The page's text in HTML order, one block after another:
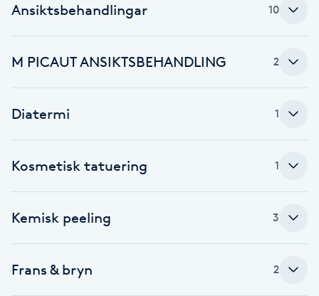
Bottenfärg
Brynformning
Brynplockning
Coachning
Ansiktsbehandlingar 10
M PICAUT ANSIKTSBEHANDLING 2
Diatermi 1
Kosmetisk tatuering 1
Kemisk peeling 3
Frans & bryn 2